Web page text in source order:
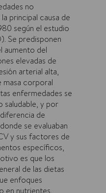
no
principal causa de
según el estudio
Se predisponen
aumento del
elevadas de
arterial alta,
masa corporal
enfermedades se
saludable, y por
de
se evaluaban
y sus factores de
específicos,
es que los
de las dietas
enfoques
en nutrientes.